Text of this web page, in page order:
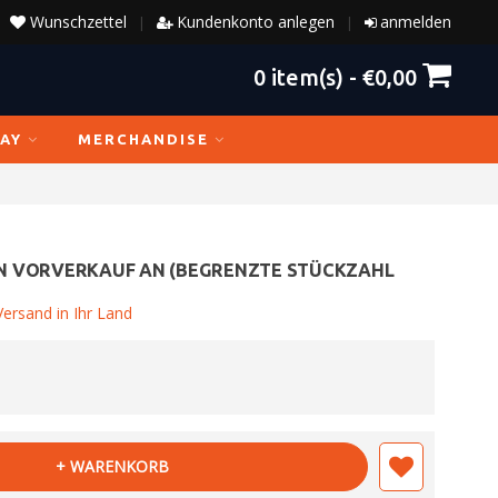
anmelden
|
Kundenkonto anlegen
|
Wunschzettel
0 item(s) - €0,00
MERCHANDISE
VORVERKAUF AN (BEGRENZTE STÜCKZAHL
in Ihr Land
+ WARENKORB